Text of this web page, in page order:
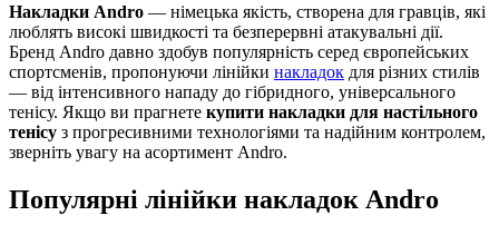
Накладки Andro — німецька якість, створена для гравців, які
люблять високі швидкості та безперервні атакувальні дії.
Бренд Andro давно здобув популярність серед європейських
спортсменів, пропонуючи лінійки накладок для різних стилів
— від інтенсивного нападу до гібридного, універсального
тенісу. Якщо ви прагнете купити накладки для настільного
тенісу з прогресивними технологіями та надійним контролем,
зверніть увагу на асортимент Andro.
Популярні лінійки накладок Andro